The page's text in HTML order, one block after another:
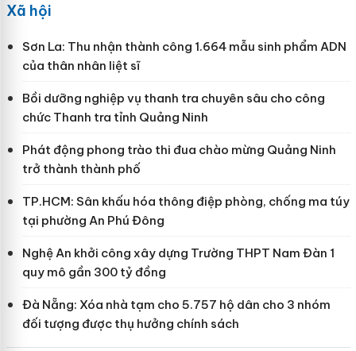
Xã hội
Sơn La: Thu nhận thành công 1.664 mẫu sinh phẩm ADN
của thân nhân liệt sĩ
Bồi dưỡng nghiệp vụ thanh tra chuyên sâu cho công
chức Thanh tra tỉnh Quảng Ninh
Phát động phong trào thi đua chào mừng Quảng Ninh
trở thành thành phố
TP.HCM: Sân khấu hóa thông điệp phòng, chống ma túy
tại phường An Phú Đông
Nghệ An khởi công xây dựng Trường THPT Nam Đàn 1
quy mô gần 300 tỷ đồng
Đà Nẵng: Xóa nhà tạm cho 5.757 hộ dân cho 3 nhóm
đối tượng được thụ hưởng chính sách